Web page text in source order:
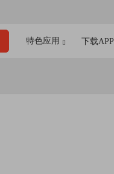
特色应用 下载APP